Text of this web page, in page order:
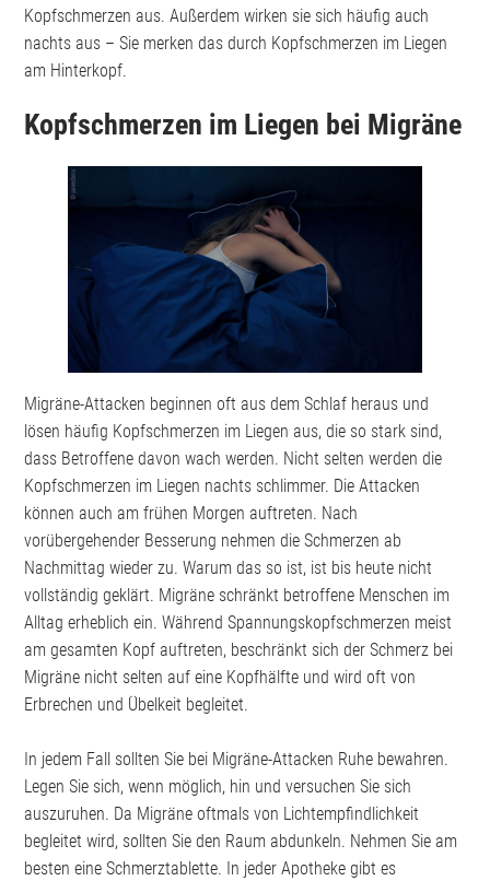
Kopfschmerzen aus. Außerdem wirken sie sich häufig auch
nachts aus – Sie merken das durch Kopfschmerzen im Liegen
am Hinterkopf.
Kopfschmerzen im Liegen bei Migräne
Migräne-Attacken beginnen oft aus dem Schlaf heraus und
lösen häufig Kopfschmerzen im Liegen aus, die so stark sind,
dass Betroffene davon wach werden. Nicht selten werden die
Kopfschmerzen im Liegen nachts schlimmer. Die Attacken
können auch am frühen Morgen auftreten. Nach
vorübergehender Besserung nehmen die Schmerzen ab
Nachmittag wieder zu. Warum das so ist, ist bis heute nicht
vollständig geklärt. Migräne schränkt betroffene Menschen im
Alltag erheblich ein. Während Spannungskopfschmerzen meist
am gesamten Kopf auftreten, beschränkt sich der Schmerz bei
Migräne nicht selten auf eine Kopfhälfte und wird oft von
Erbrechen und Übelkeit begleitet.
In jedem Fall sollten Sie bei Migräne-Attacken Ruhe bewahren.
Legen Sie sich, wenn möglich, hin und versuchen Sie sich
auszuruhen. Da Migräne oftmals von Lichtempfindlichkeit
begleitet wird, sollten Sie den Raum abdunkeln. Nehmen Sie am
besten eine Schmerztablette. In jeder Apotheke gibt es